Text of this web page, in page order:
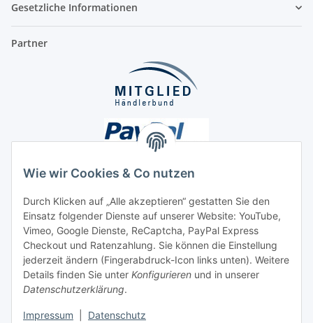
Wie wir Cookies & Co nutzen
Durch Klicken auf „Alle akzeptieren“ gestatten Sie den
Einsatz folgender Dienste auf unserer Website: YouTube,
Vimeo, Google Dienste, ReCaptcha, PayPal Express
Checkout und Ratenzahlung. Sie können die Einstellung
jederzeit ändern (Fingerabdruck-Icon links unten). Weitere
Details finden Sie unter Konfigurieren und in unserer
Datenschutzerklärung.
Impressum Datenschutz
Gesetzliche Informationen
Partner
Unsere Seiten
Social Media
Vertrag widerrufen